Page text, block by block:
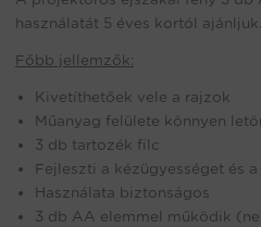
használatát 5 éves kortól ajánljuk.
Főbb jellemzők:
Kivetíthetőek vele a rajzok
Műanyag felülete könnyen
3 db tartozék filc
Fejleszti a kézügyességet és
Használata biztonságos
3 db AA elemmel működik